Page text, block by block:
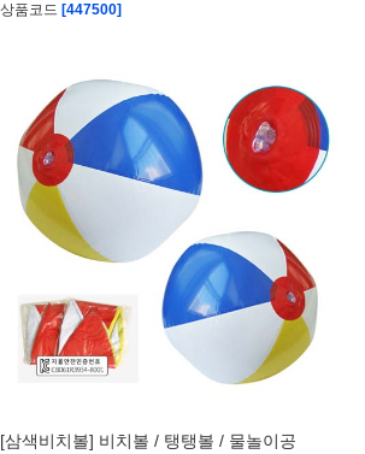
상품코드 [447500]
[삼색비치볼] 비치볼 / 탱탱볼 / 물놀이공